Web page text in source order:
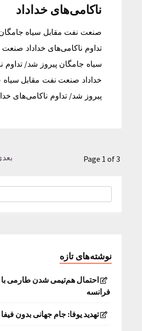
ناکامی‌های خداداد
صنعت نفت مقابل سیاه
تداوم ناکامی‌های خداداد
سیاه جامگان پیروز شد/ تداوم
خداداد صنعت نفت مقابل سیاه
پیروز شد/ تداوم ناکامی‌های
Page 1 of 3
نوشته‌های تازه
احتمال هم‌تیمی شدن طارمی
فرانسه
تهدید یوفا: جام جهانی بدون